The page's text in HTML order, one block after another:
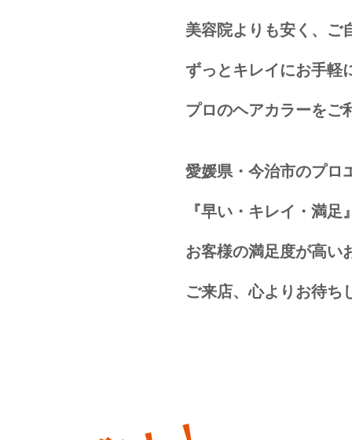
美容院よりも安く、ご
ずっとキレイにお手軽
プロのヘアカラーをご
愛媛県・今治市のプロ
『早い・キレイ・満
お客様の満足度が高い
ご来店、心よりお待ち
お客様の喜びのお写真を​